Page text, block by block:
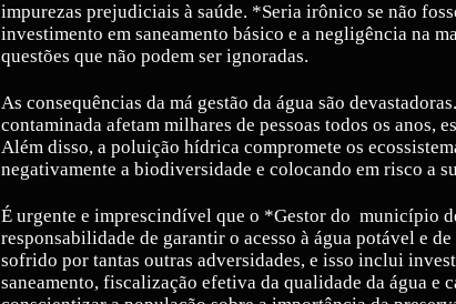
impurezas prejudiciais à saúde. *Seria irônico se não
investimento em saneamento básico e a negligência na
questões que não podem ser ignoradas.
As consequências da má gestão da água são
contaminada afetam milhares de pessoas todos os anos,
Além disso, a poluição hídrica compromete os
negativamente a biodiversidade e colocando em risco a
É urgente e imprescindível que o *Gestor do município
responsabilidade de garantir o acesso à água potável e
sofrido por tantas outras adversidades, e isso inclui
saneamento, fiscalização efetiva da qualidade da água e